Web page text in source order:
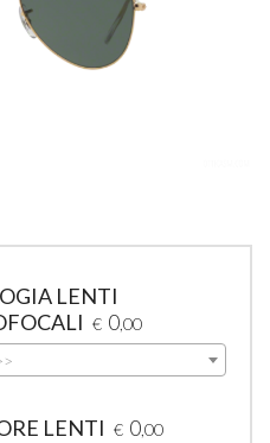
LENTI
€ 0,00
LENTI € 0,00